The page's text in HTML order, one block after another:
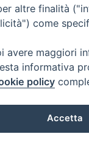
altre finalità
come
avere maggiori
informativa
policy
Accetta